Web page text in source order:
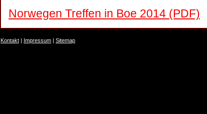
Norwegen Treffen in Boe 2014 (PDF)
Kontakt | Impressum | Sitemap